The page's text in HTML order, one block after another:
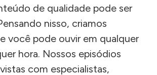
de qualidade pode ser
nisso, criamos
você pode ouvir em qualquer
hora. Nossos episódios
com especialistas,